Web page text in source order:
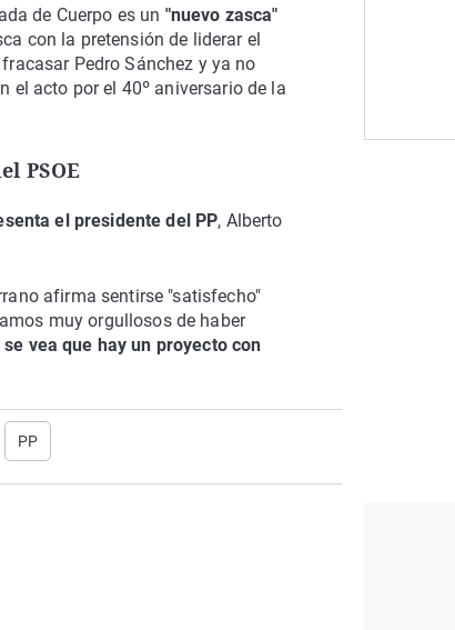
de Cuerpo es un "nuevo zasca"
con la pretensión de liderar el
Pedro Sánchez y ya no
el acto por el 40º aniversario de la
PSOE
el presidente del PP, Alberto
afirma sentirse "satisfecho"
muy orgullosos de haber
vea que hay un proyecto con
PP